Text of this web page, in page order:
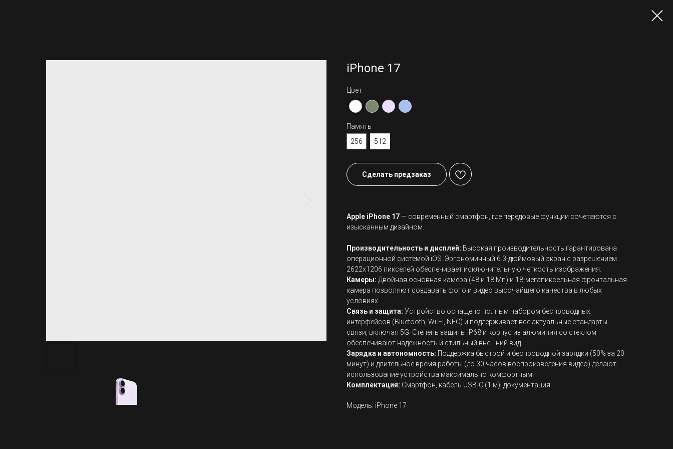
iPhone 17
Цвет
Память
256
512
Сделать предзаказ
Apple iPhone 17 — современный смартфон, где передовые функции сочетаются с
изысканным дизайном.
Производительность и дисплей: Высокая производительность гарантирована
операционной системой iOS. Эргономичный 6.3-дюймовый экран с разрешением
2622x1206 пикселей обеспечивает исключительную четкость изображения.
Камеры: Двойная основная камера (48 и 18 Мп) и 18-мегапиксельная фронтальная
камера позволяют создавать фото и видео высочайшего качества в любых
условиях.
Связь и защита: Устройство оснащено полным набором беспроводных
интерфейсов (Bluetooth, Wi-Fi, NFC) и поддерживает все актуальные стандарты
связи, включая 5G. Степень защиты IP68 и корпус из алюминия со стеклом
обеспечивают надежность и стильный внешний вид.
Зарядка и автономность: Поддержка быстрой и беспроводной зарядки (50% за 20
минут) и длительное время работы (до 30 часов воспроизведения видео) делают
использование устройства максимально комфортным.
Комплектация: Смартфон, кабель USB-C (1 м), документация.
Модель: iPhone 17